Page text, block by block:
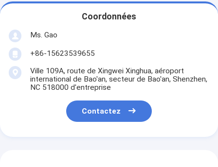
Coordonnées
Ms. Gao
+86-15623539655
Ville 109A, route de Xingwei Xinghua, aéroport
international de Bao'an, secteur de Bao'an, Shenzhen,
NC 518000 d'entreprise
Contactez